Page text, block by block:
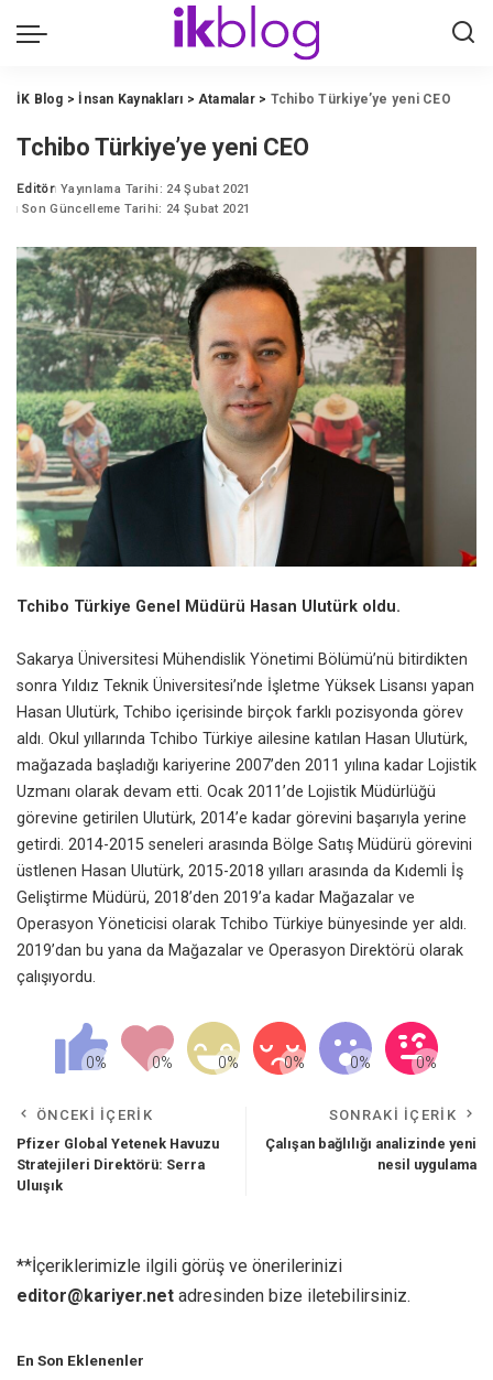
İK Blog > İnsan Kaynakları > Atamalar> Tchibo Türkiye’ye yeni CEO
Tchibo Türkiye’ye yeni CEO
Posted
by
Editör Yayınlama Tarihi: 24 Şubat 2021
Son Güncelleme Tarihi: 24 Şubat 2021
Tchibo Türkiye Genel Müdürü Hasan Ulutürk oldu.
Sakarya Üniversitesi Mühendislik Yönetimi Bölümü’nü bitirdikten
sonra Yıldız Teknik Üniversitesi’nde İşletme Yüksek Lisansı yapan
Hasan Ulutürk, Tchibo içerisinde birçok farklı pozisyonda görev
aldı. Okul yıllarında Tchibo Türkiye ailesine katılan Hasan Ulutürk,
mağazada başladığı kariyerine 2007’den 2011 yılına kadar Lojistik
Uzmanı olarak devam etti. Ocak 2011’de Lojistik Müdürlüğü
görevine getirilen Ulutürk, 2014’e kadar görevini başarıyla yerine
getirdi. 2014-2015 seneleri arasında Bölge Satış Müdürü görevini
üstlenen Hasan Ulutürk, 2015-2018 yılları arasında da Kıdemli İş
Geliştirme Müdürü, 2018’den 2019’a kadar Mağazalar ve
Operasyon Yöneticisi olarak Tchibo Türkiye bünyesinde yer aldı.
2019’dan bu yana da Mağazalar ve Operasyon Direktörü olarak
çalışıyordu.
ÖNCEKI İÇERIK
Pfizer Global Yetenek Havuzu
Stratejileri Direktörü: Serra
Uluışık
SONRAKI İÇERIK
Çalışan bağlılığı analizinde yeni
nesil uygulama
**İçeriklerimizle ilgili görüş ve önerilerinizi
editor@kariyer.net adresinden bize iletebilirsiniz.
En Son Eklenenler